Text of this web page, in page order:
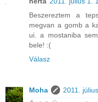
Beszereztem a
megvan a gomb a
ui. a mostaniba
bele! :(
Válasz
Moha
2011.